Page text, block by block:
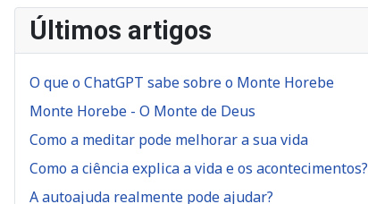
Últimos artigos
O que o ChatGPT sabe sobre o Monte Horebe
Monte Horebe - O Monte de Deus
Como a meditar pode melhorar a sua vida
Como a ciência explica a vida e os acontecimentos?
A autoajuda realmente pode ajudar?